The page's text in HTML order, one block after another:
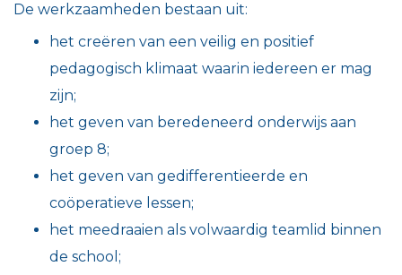
De werkzaamheden bestaan uit:
het creëren van een veilig en positief
pedagogisch klimaat waarin iedereen er mag
zijn;
het geven van beredeneerd onderwijs aan
groep 8;
het geven van gedifferentieerde en
coöperatieve lessen;
het meedraaien als volwaardig teamlid binnen
de school;